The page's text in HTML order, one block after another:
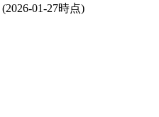
(2026-01-27時点)